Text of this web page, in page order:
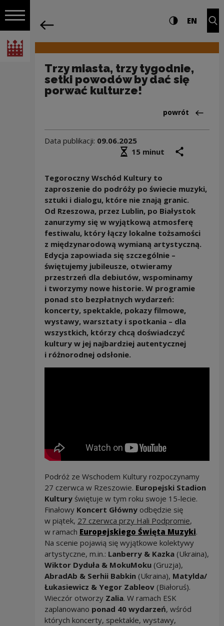
Włącz nawigację
Narodowe Centrum Kultury
Nawigacja Ustawienia i Wysoki
EN
Trzy miasta, trzy tygodnie,
setki powodów by dać się
porwać kulturze!
Powrót
powrót
Data publikacji: 09.06.2025
Średni czas czytania
15 minut
Tegoroczny Wschód Kultury to
zaproszenie do podróży po świecie muzyki,
sztuki i dialogu, które nie znają granic.
Od Rzeszowa, przez Lublin, po Białystok
zanurzymy się w wyjątkową atmosferę
festiwalu, który łączy lokalne tożsamości
z międzynarodową wymianą artystyczną.
Edycja zapowiada się szczególnie –
świętujemy jubileusze, otwieramy
przestrzeń dla debiutów, wspominamy
i tworzymy nowe historie. W programie
ponad sto bezpłatnych wydarzeń:
koncerty, spektakle, pokazy filmowe,
wystawy, warsztaty i spotkania – dla
wszystkich, którzy chcą doświadczyć
kultury w jej najbardziej autentycznej
i różnorodnej odsłonie.
Podróż ze Wschodem Kultury rozpoczynamy
27 czerwca w Rzeszowie. Europejski Stadion
Kulturyświętuje w tym roku swoje 15-lecie.
Finałowy Koncert Główny odbędzie się
w piątek, 27 czerwca przy Hali Podpromie,
w ramach Europejskiego Święta Muzyki.
Na scenie pojawią się wyjątkowe kolektywy
artystyczne, m.in.: Lanberry & Kazka(Ukraina),
Wiktor Dyduła & MokuMoku (Gruzja),
AbradAb & Serhii Babkin(Ukraina), Matylda/
Łukasiewicz & Yegor Zableov(Białoruś).
Wieczór otworzy Zalia. W ramach ESK
zaplanowano ponad 40 wydarzeń, wśród
których koncerty, spektakle, wystawy,